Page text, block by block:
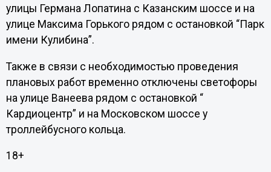
улицы Германа Лопатина с Казанским шоссе и на
улице Максима Горького рядом с остановкой “Парк
имени Кулибина”.
Также в связи с необходимостью проведения
плановых работ временно отключены светофоры
на улице Ванеева рядом с остановкой “
Кардиоцентр” и на Московском шоссе у
троллейбусного кольца.
18+